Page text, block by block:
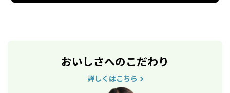
おいしさへのこだわり
詳しくはこちら